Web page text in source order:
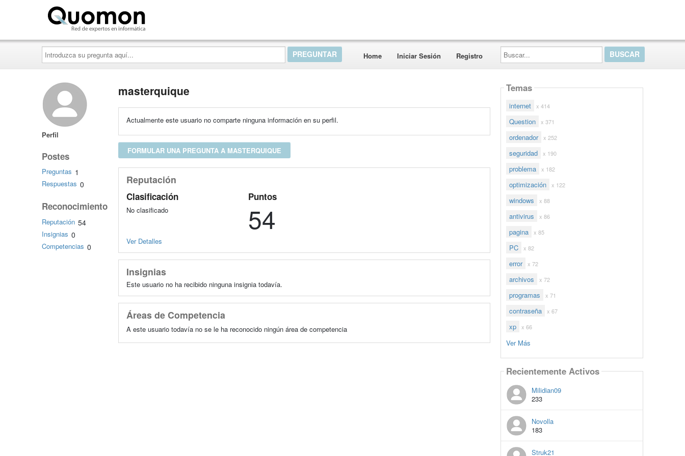
Introduzca
su
pregunta
aquí...
Home Iniciar Sesión Registro
Buscar...
Perfil
Postes
Preguntas 1
Respuestas 0
Reconocimiento
Reputación 54
Insignias 0
Competencias 0
masterquique
Actualmente este usuario no comparte ninguna información en su perfil.
FORMULAR UNA PREGUNTA A MASTERQUIQUE
Reputación
Clasificación
No clasificado
Puntos
54
Ver Detalles
Insignias
Este usuario no ha recibido ninguna insignia todavía.
Áreas de Competencia
A este usuario todavía no se le ha reconocido ningún área de competencia
Temas
internet x 414
Question x 371
ordenador x 252
seguridad x 190
problema x 182
optimización x 122
windows x 88
antivirus x 86
pagina x 85
PC x 82
error x 72
archivos x 72
programas x 71
contraseña x 67
xp x 66
Ver Más
Recientemente Activos
Milidian09
233
Novolla
183
Struk21